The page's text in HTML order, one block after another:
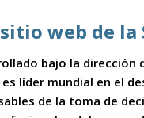
web de la
bajo la dirección
es líder mundial en
de la toma de